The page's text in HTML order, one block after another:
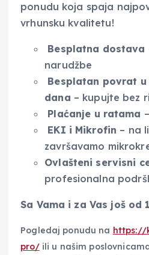
ponudu koja spaja
vrhunsku kvalitetu!
Besplatna dostava
narudžbe
Besplatan povrat
dana – kupujte bez
Plaćanje u ratama
EKI i Mikrofin – na
završavamo
Ovlašteni servisni
profesionalna
Sa Vama i za Vas još od
Pogledaj ponudu na https://
pro/ili u našim